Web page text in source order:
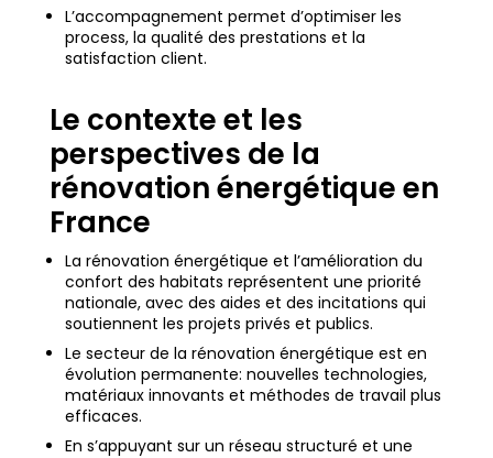
L’accompagnement permet d’optimiser les
process, la qualité des prestations et la
satisfaction client.
Le contexte et les
perspectives de la
rénovation énergétique en
France
La rénovation énergétique et l’amélioration du
confort des habitats représentent une priorité
nationale, avec des aides et des incitations qui
soutiennent les projets privés et publics.
Le secteur de la rénovation énergétique est en
évolution permanente: nouvelles technologies,
matériaux innovants et méthodes de travail plus
efficaces.
En s’appuyant sur un réseau structuré et une